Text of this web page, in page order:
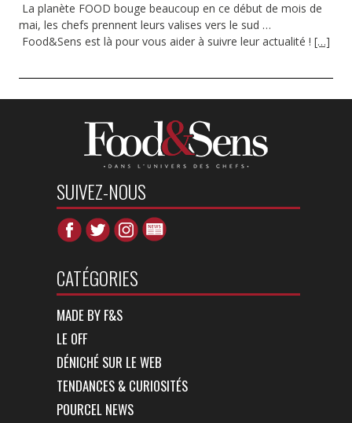
La planète FOOD bouge beaucoup en ce début de mois de
mai, les chefs prennent leurs valises vers le sud …
Food&Sens est là pour vous aider à suivre leur actualité ! […]
SUIVEZ-NOUS
CATÉGORIES
MADE BY F&S
LE OFF
DÉNICHÉ SUR LE WEB
TENDANCES & CURIOSITÉS
POURCEL NEWS